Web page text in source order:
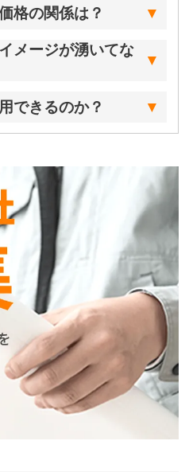
格の関係は？
メージが湧いてな
できるのか？